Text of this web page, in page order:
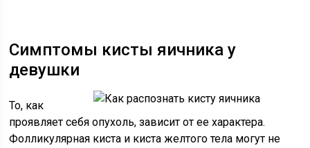
Симптомы кисты яичника у
девушки
То, как
проявляет себя опухоль, зависит от ее характера.
Фолликулярная киста и киста желтого тела могут не